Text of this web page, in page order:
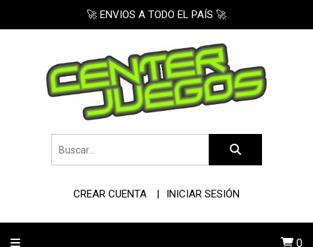
🚀 ENVIOS A TODO EL PAÍS 🚀
CREAR CUENTA INICIAR SESIÓN
0